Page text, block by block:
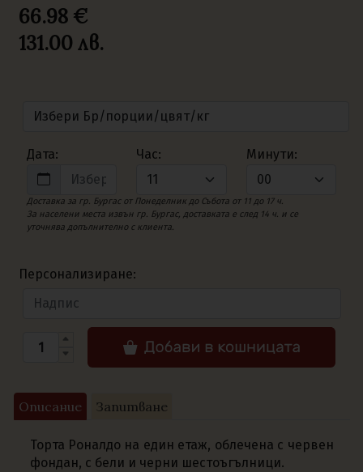
66.98 €
131.00 лв.
Дата: Час: Минути:
Доставка за гр. Бургас от Понеделник до Събота от 11 до 17 ч.
За населени места извън гр. Бургас, доставката е след 14 ч. и се
уточнява допълнително с клиента.
Персонализиране:
Описание Запитване
Торта Роналдо на един етаж, облечена с червен
фондан, с бели и черни шестоъгълници.